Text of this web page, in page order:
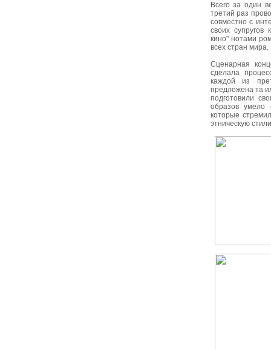
Всего за один
третий раз
совместно с
своих супругов
кино" нотами
всех стран мира.
Сценарная
сделала
каждой из
предложена та
подготовили
образов умело
которые
этническую